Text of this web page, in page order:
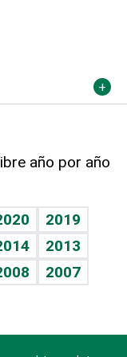
año por año
2019
2013
2007